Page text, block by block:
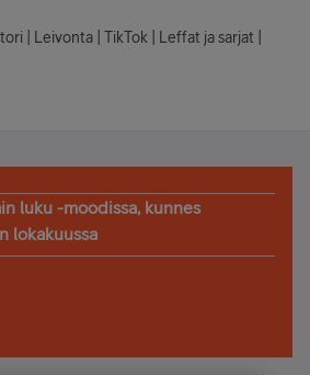
| Leivonta | TikTok | Leffat ja sarjat |
luku -moodissa, kunnes
lokakuussa